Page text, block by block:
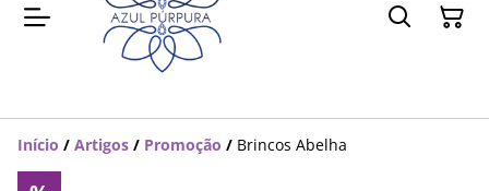
Início / Artigos / Promoção / Brincos Abelha